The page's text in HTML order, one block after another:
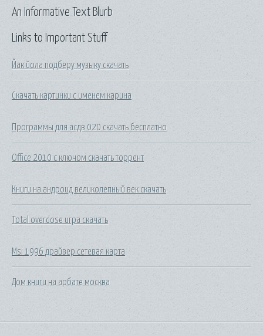
Links to Important Stuff
Йак йола подберу музыку скачать
Скачать картинки с именем карина
Программы для асдв 020 скачать бесплатно
Office 2010 с ключом скачать торрент
Книги на андроид великолепный век скачать
Total overdose игра скачать
Msi 1996 драйвер сетевая карта
Дом книги на арбате москва
An Informative Text Blurb